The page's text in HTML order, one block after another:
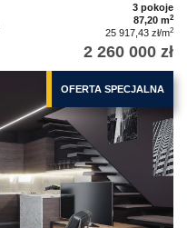
3 pokoje
87,20 m2
25 917,43 zł/m2
2 260 000 zł
OFERTA SPECJALNA